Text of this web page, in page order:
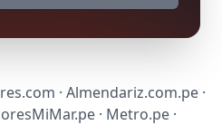
· Almendariz.com.pe ·
· Metro.pe ·